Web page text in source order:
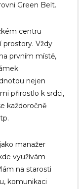
Green Belt.
centru
prostory. Vždy
prvním místě,
nejen
přirostlo k srdci,
každoročně
manažer
využívám
na starosti
komunikaci